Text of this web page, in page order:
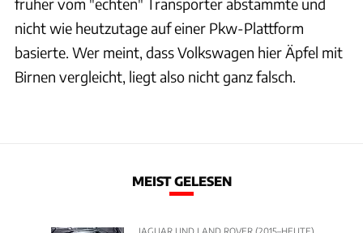
nicht wie heutzutage auf einer Pkw-Plattform
basierte. Wer meint, dass Volkswagen hier Äpfel mit
Birnen vergleicht, liegt also nicht ganz falsch.
MEIST GELESEN